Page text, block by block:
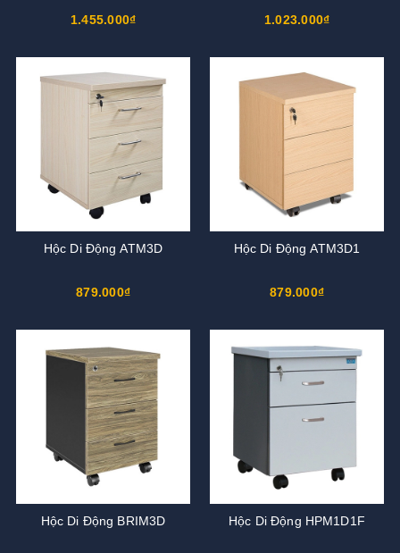
1.455.000₫ 1.023.000₫
Hộc Di Động ATM3D
879.000₫
Hộc Di Động ATM3D1
879.000₫
Hộc Di Động BRIM3D Hộc Di Động HPM1D1F